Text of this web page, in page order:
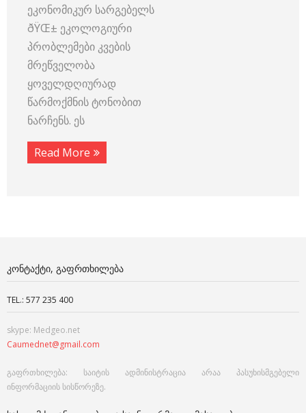
ეკონომიკურ სარგებელს
ðŸŒ± ეკოლოგიური
პრობლემები კვების
მრეწველობა
ყოველდღიურად
წარმოქმნის ტონობით
ნარჩენს. ეს
Read More
ᲙᲝᲜᲢᲐᲥᲢᲘ, ᲒᲐᲤᲠᲗᲮᲘᲚᲔᲑᲐ
TEL.: 577 235 400
skype: Medgeo.net
Caumednet@gmail.com
გაფრთხილება: საიტის ადმინისტრაცია არაა პასუხისმგებელი
ინფორმაციის სისწორეზე.